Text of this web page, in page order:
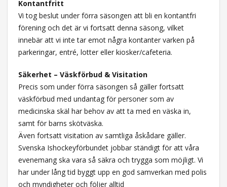
Kontantfritt
Vi tog beslut under förra säsongen att bli en kontantfri
förening och det är vi fortsatt denna säsong, vilket
innebär att vi inte tar emot några kontanter varken på
parkeringar, entré, lotter eller kiosker/cafeteria.
Säkerhet – Väskförbud & Visitation
Precis som under förra säsongen så gäller fortsatt
väskförbud med undantag för personer som av
medicinska skäl har behov av att ta med en väska in,
samt för barns skötväska.
Även fortsatt visitation av samtliga åskådare gäller.
Svenska Ishockeyförbundet jobbar ständigt för att våra
evenemang ska vara så säkra och trygga som möjligt. Vi
har under lång tid byggt upp en god samverkan med polis
och myndigheter och följer alltid